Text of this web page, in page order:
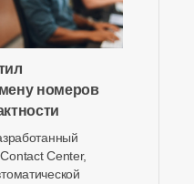
номеров
Center,